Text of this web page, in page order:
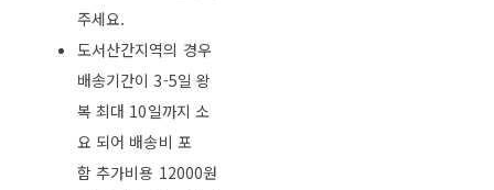
주세요.
도서산간지역의 경우
배송기간이 3-5일 왕
복 최대 10일까지 소
요 되어 배송비 포
함 추가비용 12000원